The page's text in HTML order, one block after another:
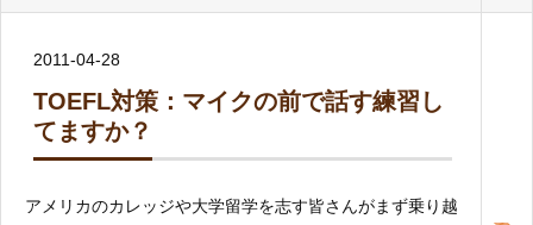
2011-04-28
TOEFL対策：マイクの前で話す練習し
てますか？
アメリカのカレッジや大学留学を志す皆さんがまず乗り越